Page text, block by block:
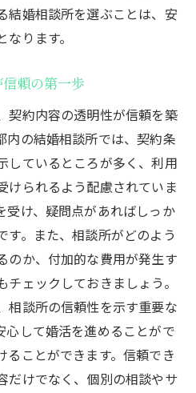
結婚相談所を選ぶことは、安
ります。
頼の第一歩
契約内容の透明性が信頼を築
内の結婚相談所では、契約条
しているところが多く、利用
けられるよう配慮されていま
受け、疑問点があればしっか
す。また、相談所がどのよう
のか、付加的な費用が発生す
ェックしておきましょう。
相談所の信頼性を示す重要な
心して婚活を進めることがで
ることができます。信頼でき
だけでなく、個別の相談やサ